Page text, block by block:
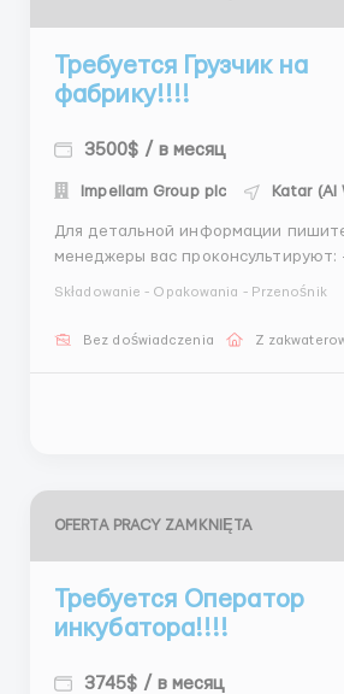
Требуется Грузчик на
фабрику!!!!
3500$ / в месяц
Impellam Group plc Katar (Al
Для детальной информации
менеджеры вас проконсультируют:
- Telegram Александр +44 74 4894
трудоустройству за границей –
Składowanie - Opakowania - Przenośnik
Bez doświadczenia Z
OFERTA PRACY ZAMKNIĘTA
Требуется Оператор
инкубатора!!!!
3745$ / в месяц